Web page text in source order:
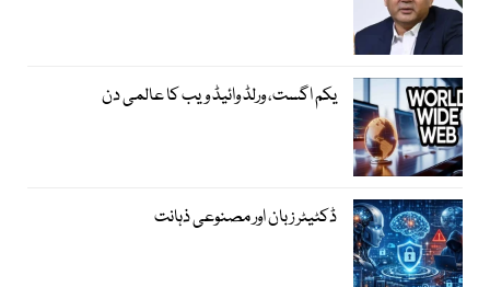
یکم اگست، ورلڈ وائیڈ ویب کا عالمی دن
ڈکٹیٹر زبان اور مصنوعی ذہانت